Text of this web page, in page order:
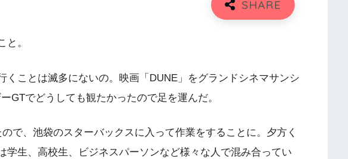
と。
くことは滅多にないの。映画「DUNE」をグランドシネマサンシ
GTでどうしても観たかったので足を運んだ。
で、池袋のスターバックスに入って作業をすることに。夕方く
学生、高校生、ビジネスパーソンなど様々な人で混み合ってい